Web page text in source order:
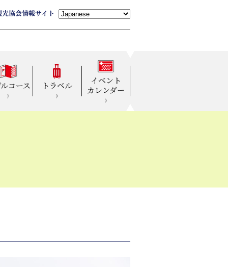
光協会情報サイト
コース トラベル
イベント
カレンダー